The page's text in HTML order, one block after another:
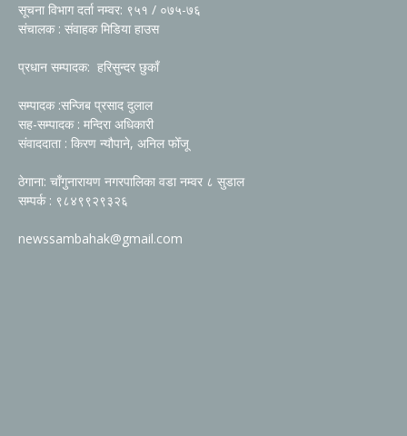
सूचना विभाग दर्ता नम्वर: ९५१ / ०७५-७६
संचालक : संवाहक मिडिया हाउस
प्रधान सम्पादक: हरिसुन्दर छुकाँ
सम्पादक :सन्जिब प्रसाद दुलाल
सह-सम्पादक : मन्दिरा अधिकारी
संवाददाता : किरण न्यौपाने, अनिल फोँजू
ठेगाना: चाँगुनारायण नगरपालिका वडा नम्वर ८ सुडाल
सम्पर्क : ९८४९९२९३२६
newssambahak@gmail.com